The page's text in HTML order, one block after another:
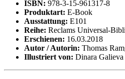
ISBN: 978-3-15-961317-8
Produktart: E-Book
Ausstattung: E101
Reihe: Reclams Universal-
Erschienen: 16.03.2018
Autor / Autorin: Thomas
Illustriert von: Dinara Galieva